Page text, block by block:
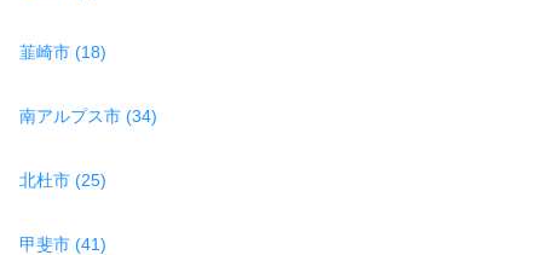
韮崎市 (18)
南アルプス市 (34)
北杜市 (25)
甲斐市 (41)